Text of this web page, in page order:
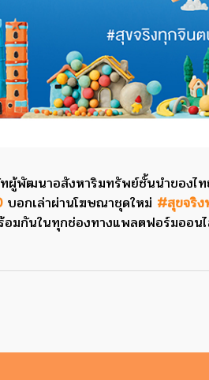
ผู้พัฒนาอสังหาริมทรัพย์ชั้นนำของไ
บอกเล่าผ่านโฆษณาชุดใหม่ #สุขจริง
มกันในทุกช่องทางแพลตฟอร์มออน